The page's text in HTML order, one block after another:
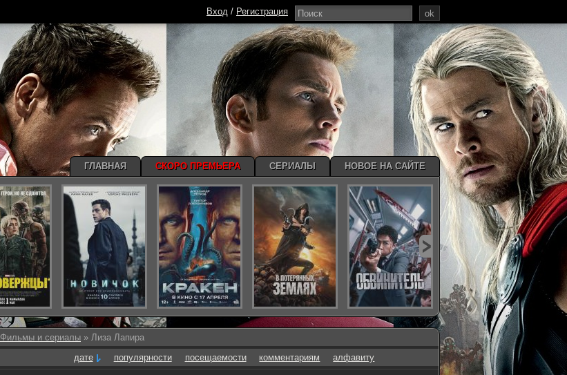
Фильмы и сериалы » Лиза Лапира
дате
популярности посещаемости комментариям алфавиту
ok
Вход / Регистрация
ГЛАВНАЯ СКОРО ПРЕМЬЕРА СЕРИАЛЫ НОВОЕ НА САЙТЕ